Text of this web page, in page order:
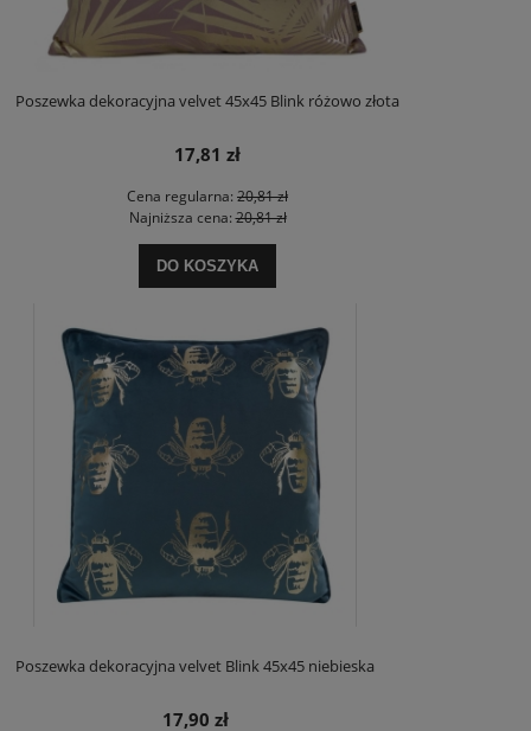
Poszewka dekoracyjna velvet 45x45 Blink różowo złota
17,81 zł
Cena regularna: 20,81 zł
Najniższa cena:20,81 zł
DO KOSZYKA
Poszewka dekoracyjna velvet Blink 45x45 niebieska
17,90 zł